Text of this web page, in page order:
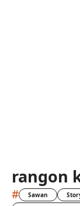
rangon
# Sawan